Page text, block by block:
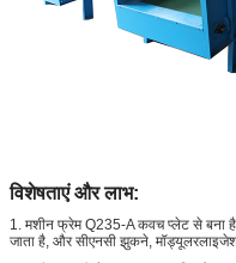
विशेषताएं और लाभ:
1. मशीन फ्रेम Q235-A कवच प्लेट से बना है,
जाता है, और सीएनसी झुकने,